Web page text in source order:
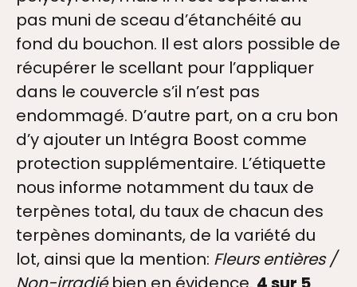
pas muni de sceau d’étanchéité au
fond du bouchon. Il est alors possible de
récupérer le scellant pour l’appliquer
dans le couvercle s’il n’est pas
endommagé. D’autre part, on a cru bon
d’y ajouter un Intégra Boost comme
protection supplémentaire. L’étiquette
nous informe notamment du taux de
terpènes total, du taux de chacun des
terpènes dominants, de la variété du
lot, ainsi que la mention: Fleurs entières /